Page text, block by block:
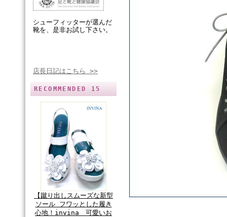
シューフィッターが選んだ
靴を、是非お試し下さい。
店長日記はこちら >>
RECOMMENDED 15
【蹴り出しスムーズな新型
ソール フワッとした履き
心地！invina 可愛いお